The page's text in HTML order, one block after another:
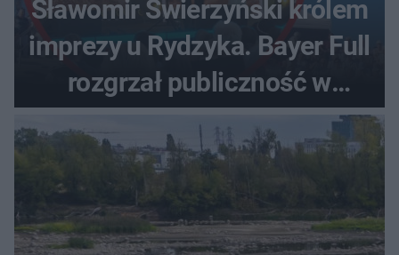
Sławomir Świerzyński królem
imprezy u Rydzyka. Bayer Full
rozgrzał publiczność w
Toruniu